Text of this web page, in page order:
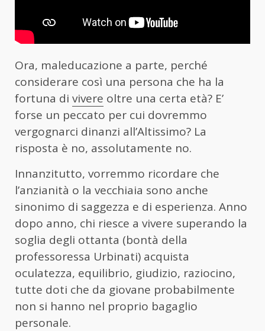
Ora, maleducazione a parte, perché
considerare così una persona che ha la
fortuna di vivere oltre una certa età? E’
forse un peccato per cui dovremmo
vergognarci dinanzi all’Altissimo? La
risposta è no, assolutamente no.
Innanzitutto, vorremmo ricordare che
l’anzianità o la vecchiaia sono anche
sinonimo di saggezza e di esperienza. Anno
dopo anno, chi riesce a vivere superando la
soglia degli ottanta (bontà della
professoressa Urbinati) acquista
oculatezza, equilibrio, giudizio, raziocino,
tutte doti che da giovane probabilmente
non si hanno nel proprio bagaglio
personale.